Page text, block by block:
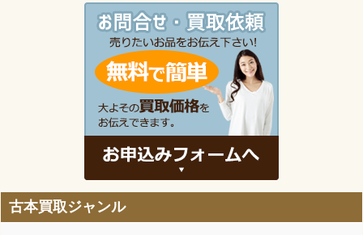
古本買取ジャンル